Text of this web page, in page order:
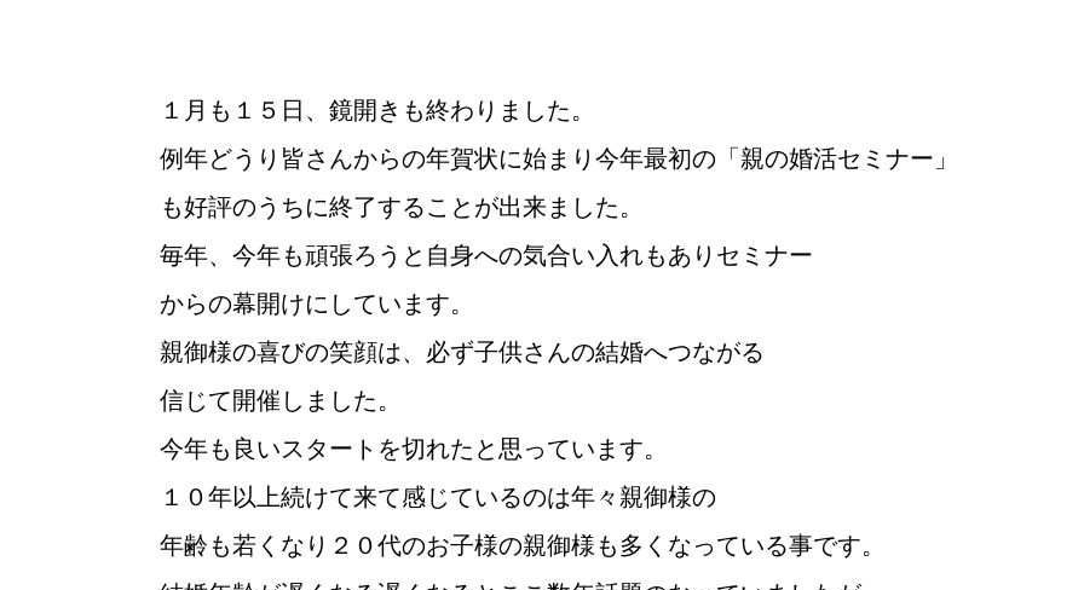
鹿児島店
ウィッシュの婚活メソッド ご成婚までの流れ
１月も１５日、鏡開きも終わりました。
例年どうり皆さんからの年賀状に始まり今年最初の「親の婚活セミナー」
も好評のうちに終了することが出来ました。
毎年、今年も頑張ろうと自身への気合い入れもありセミナー
からの幕開けにしています。
親御様の喜びの笑顔は、必ず子供さんの結婚へつながる
信じて開催しました。
今年も良いスタートを切れたと思っています。
１０年以上続けて来て感じているのは年々親御様の
年齢も若くなり２０代のお子様の親御様も多くなっている事です。